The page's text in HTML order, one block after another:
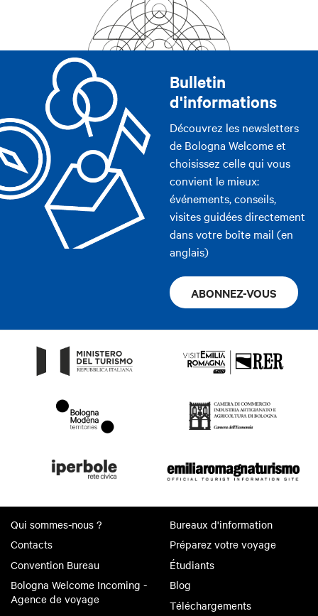
Bulletin
d'informations
Découvrez les newsletters
de Bologna Welcome et
choisissez celle qui vous
convient le mieux:
événements, conseils,
visites guidées directement
dans votre boîte mail (en
anglais)
ABONNEZ-VOUS
Qui sommes-nous ?
Contacts
Convention Bureau
Bologna Welcome Incoming -
Agence de voyage
Bureaux d'information
Préparez votre voyage
Étudiants
Blog
Téléchargements